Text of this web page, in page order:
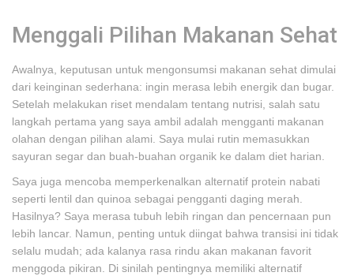
Menggali Pilihan Makanan Sehat
Awalnya, keputusan untuk mengonsumsi makanan sehat dimulai
dari keinginan sederhana: ingin merasa lebih energik dan bugar.
Setelah melakukan riset mendalam tentang nutrisi, salah satu
langkah pertama yang saya ambil adalah mengganti makanan
olahan dengan pilihan alami. Saya mulai rutin memasukkan
sayuran segar dan buah-buahan organik ke dalam diet harian.
Saya juga mencoba memperkenalkan alternatif protein nabati
seperti lentil dan quinoa sebagai pengganti daging merah.
Hasilnya? Saya merasa tubuh lebih ringan dan pencernaan pun
lebih lancar. Namun, penting untuk diingat bahwa transisi ini tidak
selalu mudah; ada kalanya rasa rindu akan makanan favorit
menggoda pikiran. Di sinilah pentingnya memiliki alternatif